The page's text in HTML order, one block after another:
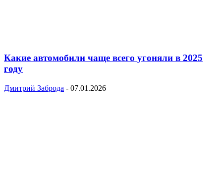
Какие автомобили чаще всего угоняли в 2025
году
Дмитрий Заброда - 07.01.2026